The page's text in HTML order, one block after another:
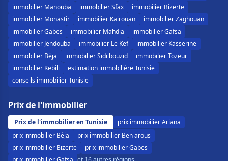
immobilier Manouba
immobilier Sfax
immobilier Bizerte
immobilier Monastir
immobilier Kairouan
immobilier Zaghouan
immobilier Gabes
immobilier Mahdia
immobilier Gafsa
immobilier Jendouba
immobilier Le Kef
immobilier Kasserine
immobilier Béja
immobilier Sidi bouzid
immobilier Tozeur
immobilier Kebili
estimation immobilière Tunisie
conseils immobilier Tunisie
Prix de l'immobilier
Prix de l'immobilier en Tunisie
prix immobilier Ariana
prix immobilier Béja
prix immobilier Ben arous
prix immobilier Bizerte
prix immobilier Gabes